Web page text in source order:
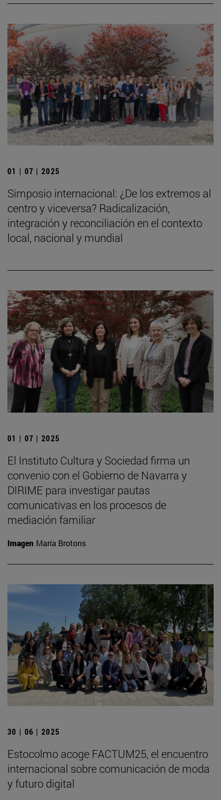
01 | 07 | 2025
Simposio internacional: ¿De los extremos al
centro y viceversa? Radicalización,
integración y reconciliación en el contexto
local, nacional y mundial
01 | 07 | 2025
El Instituto Cultura y Sociedad firma un
convenio con el Gobierno de Navarra y
DIRIME para investigar pautas
comunicativas en los procesos de
mediación familiar
Imagen María Brotons
30 | 06 | 2025
Estocolmo acoge FACTUM25, el encuentro
internacional sobre comunicación de moda
y futuro digital